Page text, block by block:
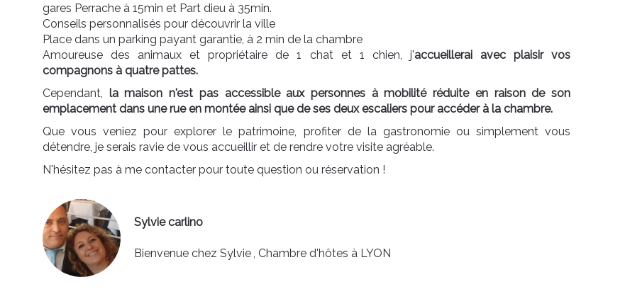
gares Perrache à 15min et Part dieu à 35min.
Conseils personnalisés pour découvrir la ville
Place dans un parking payant garantie, à 2 min de la chambre
Amoureuse des animaux et propriétaire de 1 chat et 1 chien, j'accueillerai avec plaisir vos
compagnons à quatre pattes.
Cependant, la maison n'est pas accessible aux personnes à mobilité réduite en raison de son
emplacement dans une rue en montée ainsi que de ses deux escaliers pour accéder à la chambre.
Que vous veniez pour explorer le patrimoine, profiter de la gastronomie ou simplement vous
détendre, je serais ravie de vous accueillir et de rendre votre visite agréable.
N'hésitez pas à me contacter pour toute question ou réservation !
Sylvie carlino
Bienvenue chez Sylvie, Chambre d'hôtes à LYON